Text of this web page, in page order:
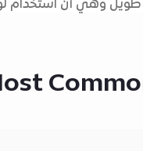
وهي أن استخدام